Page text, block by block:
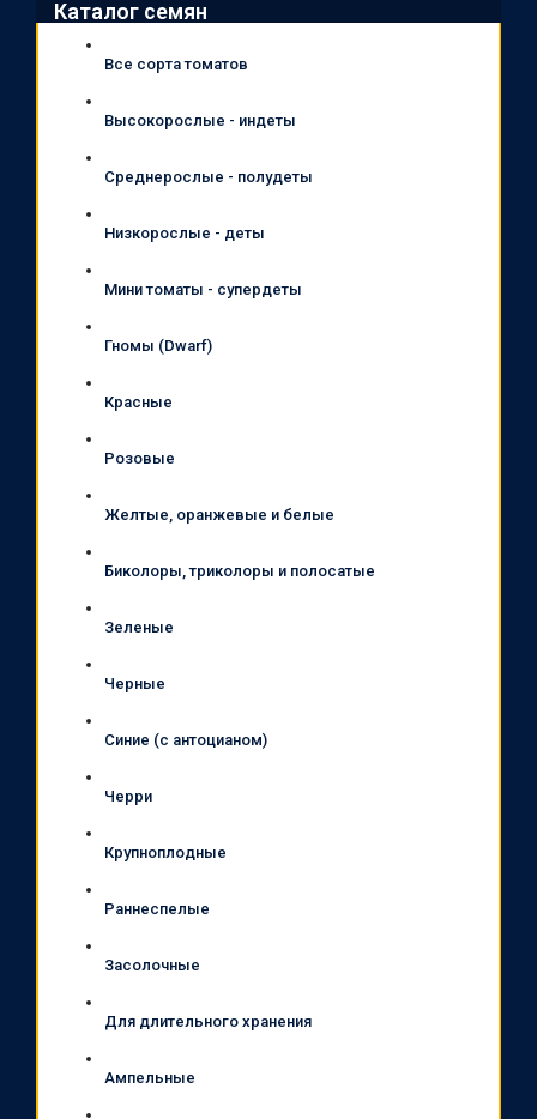
Каталог семян
Все сорта томатов
Высокорослые - индеты
Среднерослые - полудеты
Низкорослые - деты
Мини томаты - супердеты
Гномы (Dwarf)
Красные
Розовые
Желтые, оранжевые и белые
Биколоры, триколоры и полосатые
Зеленые
Черные
Синие (с антоцианом)
Черри
Крупноплодные
Раннеспелые
Засолочные
Для длительного хранения
Ампельные